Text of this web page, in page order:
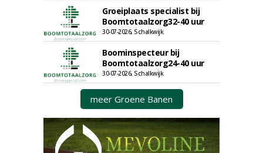
Groeiplaats specialist bij
Boomtotaalzorg32-40 uur
30-07-2026, Schalkwijk
Boominspecteur bij
Boomtotaalzorg24-40 uur
30-07-2026, Schalkwijk
meer Groene Banen